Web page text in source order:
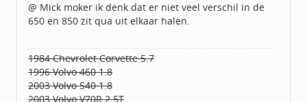
@ Mick moker ik denk dat er niet veel verschil in de
650 en 850 zit qua uit elkaar halen.
1984 Chevrolet Corvette 5.7
1996 Volvo 460 1.8
2003 Volvo S40 1.8
2003 Volvo V70R 2.5T